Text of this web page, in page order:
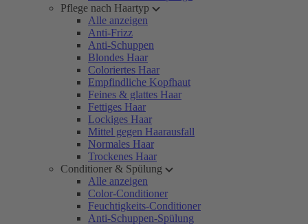
Pflege nach Haartyp
Alle anzeigen
Anti-Frizz
Anti-Schuppen
Blondes Haar
Coloriertes Haar
Empfindliche Kopfhaut
Feines & glattes Haar
Fettiges Haar
Lockiges Haar
Mittel gegen Haarausfall
Normales Haar
Trockenes Haar
Conditioner & Spülung
Alle anzeigen
Color-Conditioner
Feuchtigkeits-Conditioner
Anti-Schuppen-Spülung